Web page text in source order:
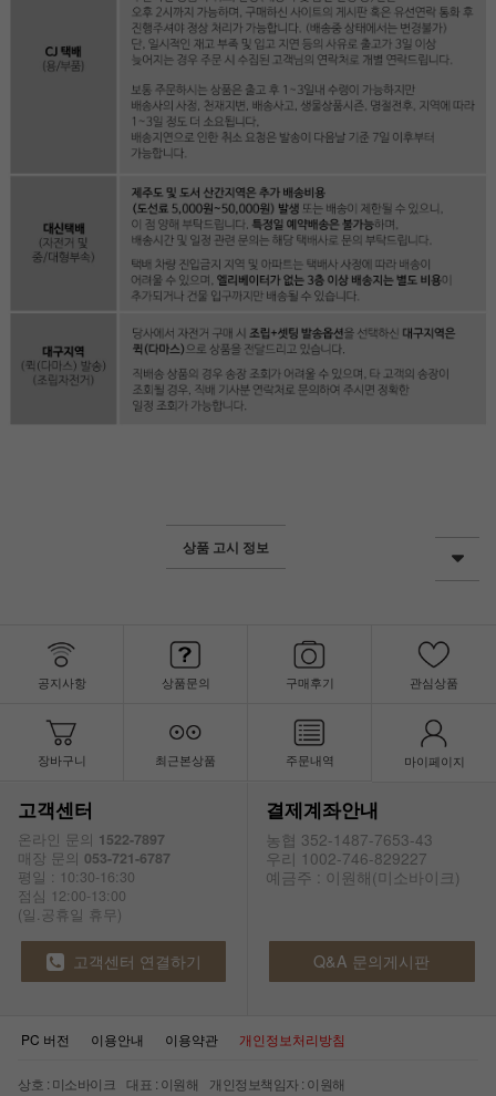
상품 고시 정보
공지사항 상품문의 구매후기 관심상품
장바구니 최근본상품 주문내역 마이페이지
고객센터
온라인 문의 1522-7897
매장 문의 053-721-6787
평일 : 10:30-16:30
점심 12:00-13:00
(일.공휴일 휴무)
결제계좌안내
농협 352-1487-7653-43
우리 1002-746-829227
예금주 : 이원해(미소바이크)
고객센터 연결하기 Q&A 문의게시판
PC 버전 이용안내 이용약관 개인정보처리방침
상호 : 미소바이크 대표 : 이원해 개인정보책임자 : 이원해